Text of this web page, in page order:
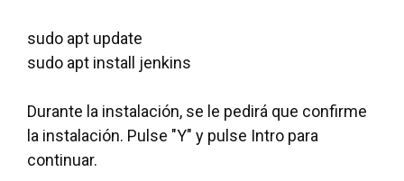
sudo apt update
sudo apt install jenkins
Durante la instalación, se le pedirá que confirme
la instalación. Pulse "Y" y pulse Intro para
continuar.